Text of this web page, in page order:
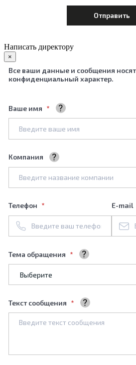
Написать директору
×
Все ваши данные и сообщения
конфиденциальный характер.
Ваше имя
Ваше полное имя
Компания
Телефон E-mail
Тема обращения
Текст сообщения